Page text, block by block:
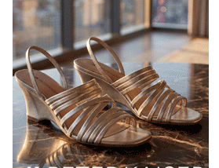
соответствует сегодняшнему
сникерины (гибридный вариант
кроссовок обтекаемой формы и с
Но в модели Miu Miu Bubble
05.08.2026 2382